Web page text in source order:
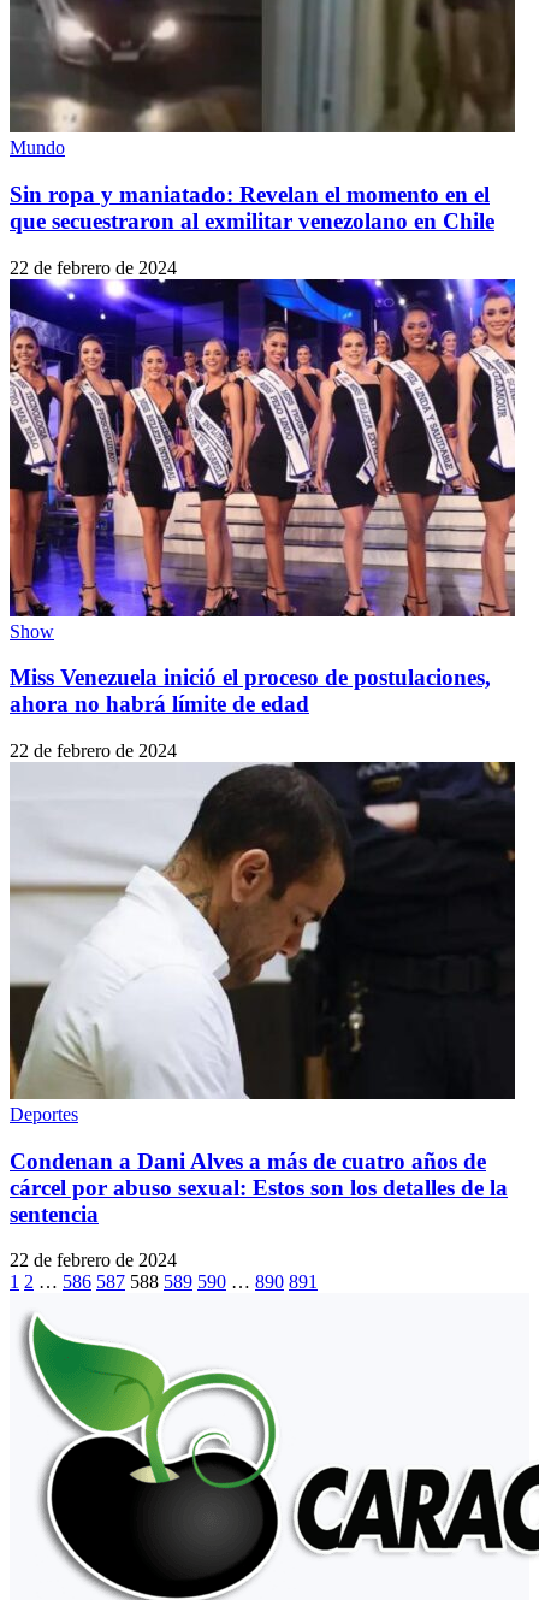
Mundo
Sin ropa y maniatado: Revelan el momento en el
que secuestraron al exmilitar venezolano en Chile
22 de febrero de 2024
Show
Miss Venezuela inició el proceso de postulaciones,
ahora no habrá límite de edad
22 de febrero de 2024
Deportes
Condenan a Dani Alves a más de cuatro años de
cárcel por abuso sexual: Estos son los detalles de la
sentencia
22 de febrero de 2024
1 2 … 586 587 588 589 590 … 890 891